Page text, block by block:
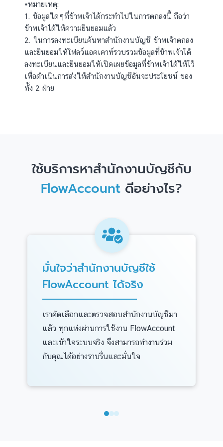
*หมายเหตุ:
1. ข้อมูลใดๆที่ข้าพเจ้าได้กระทำไปในการตกลงนี้ ถือว่า
ข้าพเจ้าได้ให้ความยินยอมแล้ว
2. ในการลงทะเบียนค้นหาสำนักงานบัญชี ข้าพเจ้าตกลง
และยินยอมให้โฟลว์แอคเคาท์รวบรวมข้อมูลที่ข้าพเจ้าได้
ลงทะเบียนและยินยอมให้เปิดเผยข้อมูลที่ข้าพเจ้าได้ให้ไว้
เพื่อดำเนินการส่งให้สำนักงานบัญชีอันจะประโยชน์ ของ
ทั้ง 2 ฝ่าย
ใช้บริการหาสำนักงานบัญชีกับ
FlowAccount ดีอย่างไร?
มั่นใจว่าสำนักงานบัญชีใช้
FlowAccount ได้จริง
เราคัดเลือกและตรวจสอบสำนักงานบัญชีมา
แล้ว ทุกแห่งผ่านการใช้งาน FlowAccount
และเข้าใจระบบจริง จึงสามารถทำงานร่วม
กับคุณได้อย่างราบรื่นและมั่นใจ